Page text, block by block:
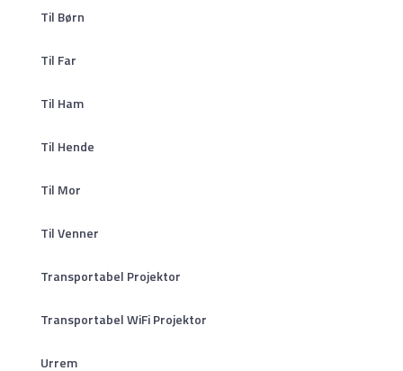
Til Børn
Til Far
Til Ham
Til Hende
Til Mor
Til Venner
Transportabel Projektor
Transportabel WiFi Projektor
Urrem